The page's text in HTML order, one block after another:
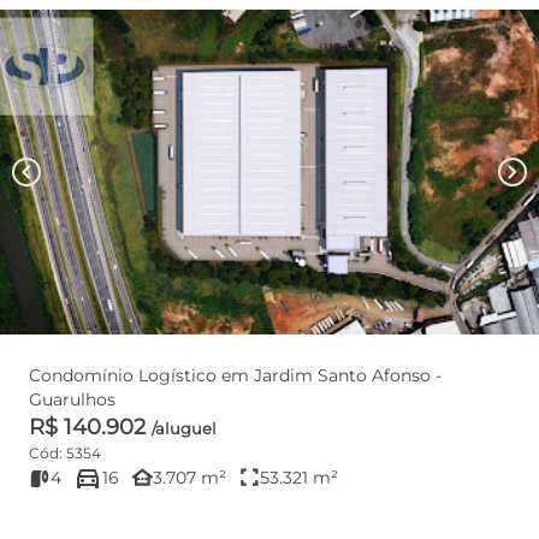
chevron_left chevron_right
Condomínio Logístico em Jardim Santo Afonso -
Guarulhos
R$ 140.902 /aluguel
Cód: 5354
4 directions_car16 other_houses3.707 m² fullscreen53.321 m²